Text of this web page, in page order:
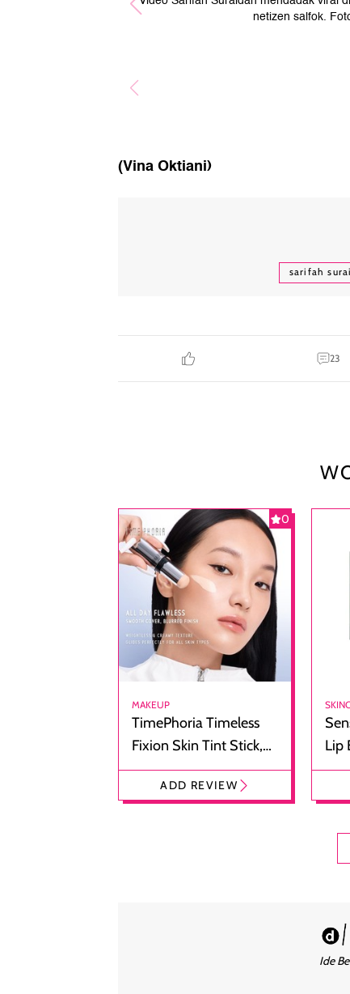
netizen salfok.
(Vina Oktiani)
sarifah
23
0
MAKEUP
TimePhoria Timeless
Fixion Skin Tint Stick,
Foundation dan
Concealer 2-in-1
ADD REVIEW
Lip
Ide